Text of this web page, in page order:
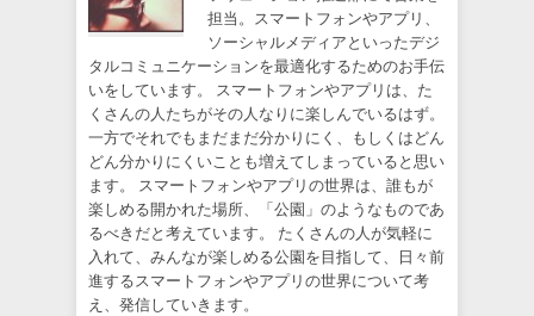
担当。スマートフォンやアプリ、
ソーシャルメディアといったデジ
タルコミュニケーションを最適化するためのお手伝
いをしています。 スマートフォンやアプリは、た
くさんの人たちがその人なりに楽しんでいるはず。
一方でそれでもまだまだ分かりにく、もしくはどん
どん分かりにくいことも増えてしまっていると思い
ます。 スマートフォンやアプリの世界は、誰もが
楽しめる開かれた場所、「公園」のようなものであ
るべきだと考えています。 たくさんの人が気軽に
入れて、みんなが楽しめる公園を目指して、日々前
進するスマートフォンやアプリの世界について考
え、発信していきます。